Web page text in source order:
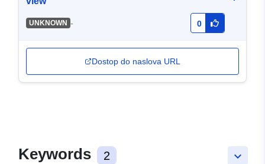
UNKNOWN - 0
Dostop do naslova URL
keyboard_arrow_down
Keywords 2